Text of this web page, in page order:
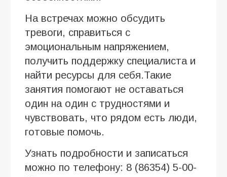
На встречах можно обсудить
тревоги, справиться с
эмоциональным напряжением,
получить поддержку специалиста и
найти ресурсы для себя.Такие
занятия помогают не оставаться
один на один с трудностями и
чувствовать, что рядом есть люди,
готовые помочь.
Узнать подробности и записаться
можно по телефону: 8 (86354) 5-00-